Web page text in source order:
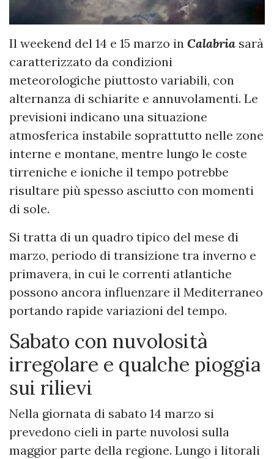
Il weekend del 14 e 15 marzo in Calabria sarà
caratterizzato da condizioni
meteorologiche piuttosto variabili, con
alternanza di schiarite e annuvolamenti. Le
previsioni indicano una situazione
atmosferica instabile soprattutto nelle zone
interne e montane, mentre lungo le coste
tirreniche e ioniche il tempo potrebbe
risultare più spesso asciutto con momenti
di sole.
Si tratta di un quadro tipico del mese di
marzo, periodo di transizione tra inverno e
primavera, in cui le correnti atlantiche
possono ancora influenzare il Mediterraneo
portando rapide variazioni del tempo.
Sabato con nuvolosità
irregolare e qualche pioggia
sui rilievi
Nella giornata di sabato 14 marzo si
prevedono cieli in parte nuvolosi sulla
maggior parte della regione. Lungo i litorali